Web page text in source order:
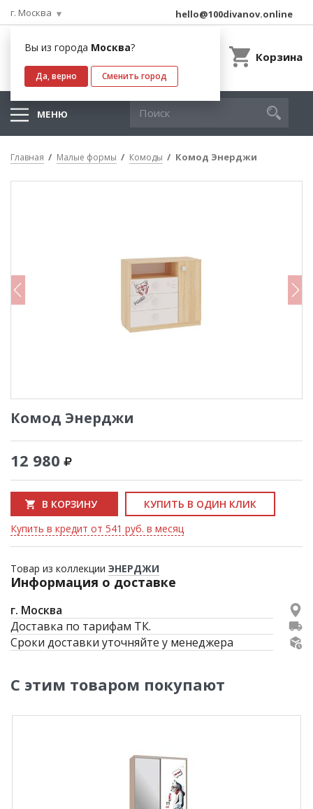
г. Москва
Вы из города Москва?
Да, верно Сменить город
hello@100divanov.online
Корзина
МЕНЮ
Главная Малые формы Комоды Комод Энерджи
Комод Энерджи
12 980
В КОРЗИНУ
КУПИТЬ В ОДИН КЛИК
Купить в кредит от 541 руб. в месяц
Товар из коллекции ЭНЕРДЖИ
Информация о доставке
г. Москва
Доставка по тарифам ТК.
Сроки доставки уточняйте у менеджера
С этим товаром покупают